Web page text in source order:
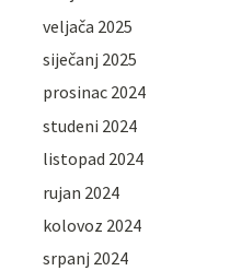
veljača 2025
siječanj 2025
prosinac 2024
studeni 2024
listopad 2024
rujan 2024
kolovoz 2024
srpanj 2024